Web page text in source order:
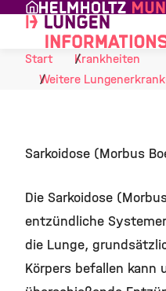
Skip to Content
Start
Krankheiten
Weitere
Sarkoidose (Morbus
Die Sarkoidose
entzündliche
die Lunge,
Körpers befallen kann